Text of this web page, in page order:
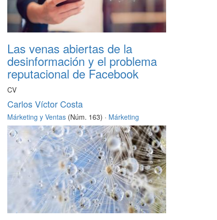
Las venas abiertas de la
desinformación y el problema
reputacional de Facebook
CV
Carlos Víctor Costa
Márketing y Ventas (Núm. 163) · Márketing